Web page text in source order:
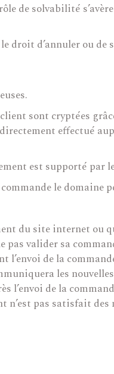
de solvabilité
droit d’annuler ou de
sont cryptées
effectué
est supporté par
le
du site internet ou
valider sa
de la
les
l’envoi de la
pas satisfait